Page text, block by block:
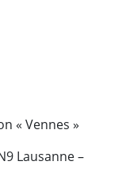
« Vennes »
Lausanne –